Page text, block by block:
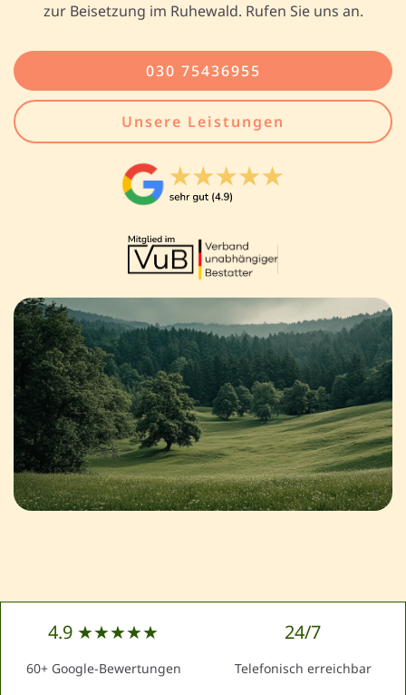
zur Beisetzung im Ruhewald. Rufen Sie uns an.
030 75436955
Unsere Leistungen
4.9 ★★★★★
60+ Google-Bewertungen
24/7
Telefonisch erreichbar